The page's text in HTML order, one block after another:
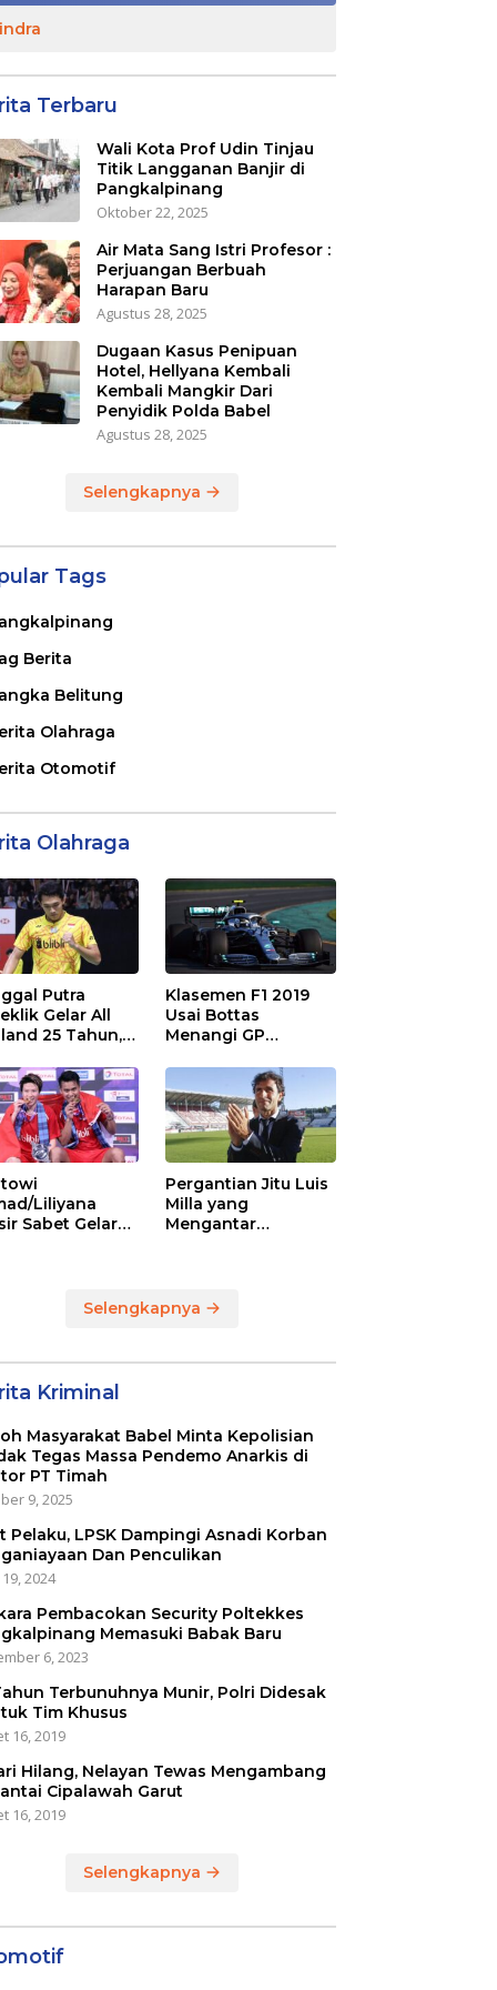
Terbaru
Wali Kota Prof Udin Tinjau
Titik Langganan Banjir di
Pangkalpinang
Oktober 22, 2025
Air Mata Sang Istri Profesor :
Perjuangan Berbuah
Harapan Baru
Agustus 28, 2025
Dugaan Kasus Penipuan
Hotel, Hellyana Kembali
Kembali Mangkir Dari
Penyidik Polda Babel
Agustus 28, 2025
Selengkapnya
Tags
Berita
Belitung
Olahraga
Otomotif
Olahraga
Putra
Gelar All
25 Tahun,
dkk
Klasemen F1 2019
Usai Bottas
Menangi GP
Liliyana
Sabet Gelar
Pergantian Jitu Luis
Milla yang
Mengantar
Selengkapnya
Kriminal
Masyarakat Babel Minta Kepolisian
Tegas Massa Pendemo Anarkis di
PT Timah
9, 2025
Pelaku, LPSK Dampingi Asnadi Korban
Dan Penculikan
2024
Pembacokan Security Poltekkes
Memasuki Babak Baru
6, 2023
Terbunuhnya Munir, Polri Didesak
Tim Khusus
16, 2019
Hilang, Nelayan Tewas Mengambang
Cipalawah Garut
16, 2019
Selengkapnya